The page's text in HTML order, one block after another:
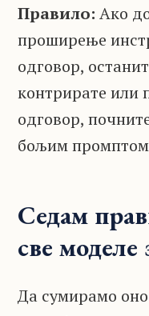
Правило:Ако
проширење
одговор,
контрирате или
одговор,
бољим
Седам
све моделе
Да сумирамо